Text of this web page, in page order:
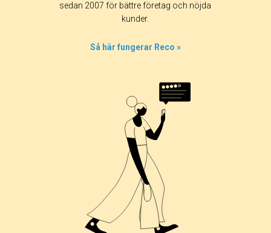
sedan 2007 för bättre företag och nöjda
kunder.
Så här fungerar Reco »